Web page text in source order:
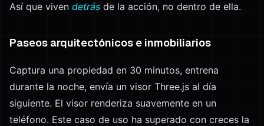
Así que viven detrás de la acción, no dentro de ella.
Paseos arquitectónicos e inmobiliarios
Captura una propiedad en 30 minutos, entrena
durante la noche, envía un visor Three.js al día
siguiente. El visor renderiza suavemente en un
teléfono. Este caso de uso ha superado con creces la